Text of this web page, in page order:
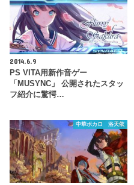
2014.6.9
PS VITA用新作音ゲー
「MUSYNC」 公開されたスタッ
フ紹介に驚愕…
中華ボカロ 洛天依